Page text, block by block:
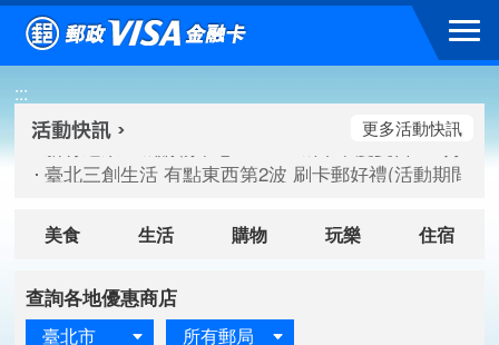
跳到主要內容區塊
:::
新竹遠東巨城購物中心 2026巨城年中慶夏日BIG好刷(
桃園大江國際購物中心 好饗去大江檔期(活動期間：
新竹遠東巨城購物中心 2026巨城年中慶夏日BIG好刷(
臺北三創生活 有點東西第2波 刷卡郵好禮(活動期間：
更多活動快訊
美食 生活 購物 玩樂 住宿
查詢各地優惠商店
臺北市 所有郵局